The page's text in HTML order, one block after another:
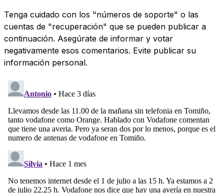
Tenga cuidado con los "números de soporte" o las
cuentas de "recuperación" que se pueden publicar a
continuación. Asegúrate de informar y votar
negativamente esos comentarios. Evite publicar su
información personal.